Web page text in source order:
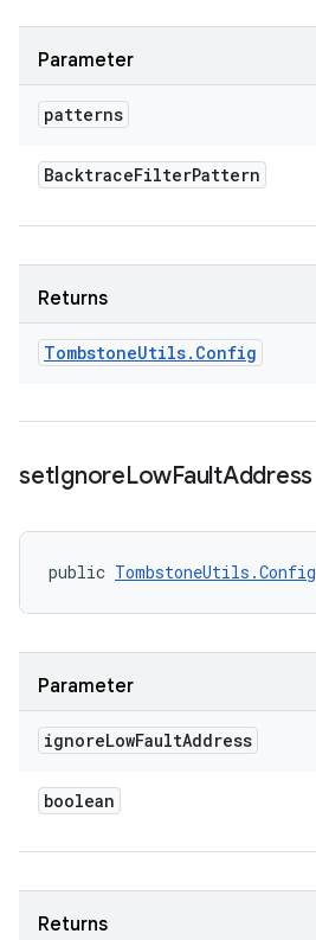
Parameter
patterns
BacktraceFilterPattern
Returns
TombstoneUtils. Config
setIgnoreLowFaultAddress
public TombstoneUtils.Config
Parameter
ignoreLowFaultAddress
boolean
Returns